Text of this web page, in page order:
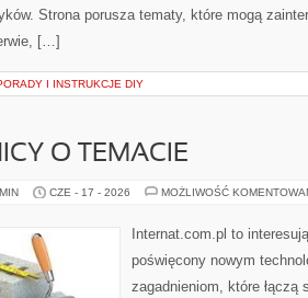
Strona porusza tematy, które mogą
[…]
I INSTRUKCJE DIY
O TEMACIE
CZE - 17 - 2026 MOŻLIWOŚĆ
Internat.com.pl to
poświęcony nowym
zagadnieniom, które łączą